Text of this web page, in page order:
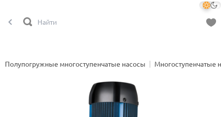
Полупогружные многоступенчатые насосы Многоступенчатые